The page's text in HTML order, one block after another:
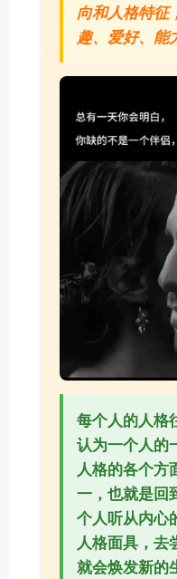
向和人格特征
趣、爱好、能
每个人的人格
认为一个人的
人格的各个方
一，也就是回
个人听从内心
人格面具，去
就会焕发新的